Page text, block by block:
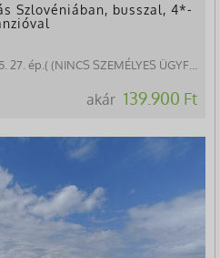
Szlovéniában, busszal, 4*-
(NINCS SZEMÉLYES ÜGYFÉLFOGADÁS)
akár 139.900 Ft